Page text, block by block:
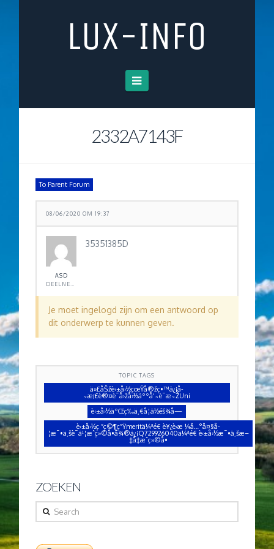
LUX-INFO
Navigation
2332A7143F
To Parent Forum
08/06/2020 OM 19:37
ASD
35351385D
Je moet ingelogd zijn om een antwoord op
dit onderwerp te kunnen geven.
TOPIC TAGS
ä»£åŠžè‹±å›½çœŸå®žç•™ä¿¡å­
˜æ¡£è®¤è¯å›žå›½äººå‘˜è¯æ˜ŽUni
è‹±å›½äºŒç­‰ä¸€å­¦ä½éš¾å—
è‹±å›½ç ”ç©¶ç”Ÿmeritä¼ªé€ è¥¿è‹æ ¼å…°å¤§å­
¦æ¯•ä¸šè¯ä¹¦æˆç»©å•å¾®ä¿¡Q729926040ä¼ªé€ è‹±å›½æ¯•ä¸šæ–
‡å‡­æˆç»©å•
ZOEKEN
Search